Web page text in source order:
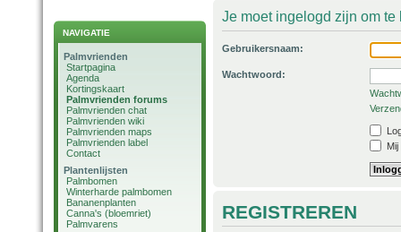
NAVIGATIE
Palmvrienden
Startpagina
Agenda
Kortingskaart
Palmvrienden forums
Palmvrienden chat
Palmvrienden wiki
Palmvrienden maps
Palmvrienden label
Contact
Plantenlijsten
Palmbomen
Winterharde palmbomen
Bananenplanten
Canna's (bloemriet)
Palmvarens
Je moet ingelogd zijn om
Gebruikersnaam:
Wachtwoord:
REGISTREREN